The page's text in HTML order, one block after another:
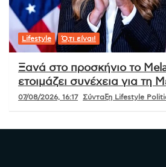
Lifestyle Ό,τι είναι!
Ξανά στο προσκήνιο το
ετοιμάζει συνέχεια για τη
07/08/2026, 16:17 Σύνταξη Lifestyle